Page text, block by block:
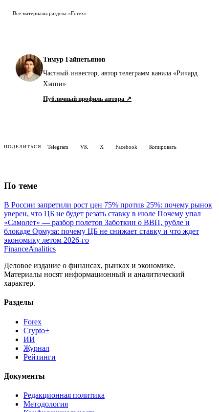
Частный инвестор, автор телеграмм канала «Ричард
Хэппи»
Публичный профиль автора ↗
В России запретили рост цен
уверен, что ЦБ не будет резать ставку в июле Почему упал
«Самолет» — разбор полетов Заботкин о ВВП, рубле и
блокаде Ормуза: почему ЦБ не снижает ставку и что ждет
экономику летом 2026-го
FinanceAnalitics
Деловое издание о финансах, рынках и экономике.
Материалы носят информационный и аналитический
характер.
Разделы
Crypto+
ИИ
Журнал
Рейтинги
Документы
Методология
Конфиденциальность
Контакты